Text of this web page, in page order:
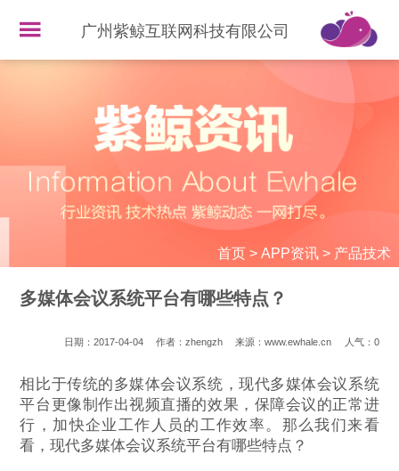
广州紫鲸互联网科技有限公司
首页> APP资讯> 产品技术
多媒体会议系统平台有哪些特点？
日期：2017-04-04 作者：zhengzh 来源：www.ewhale.cn 人气： 0
相比于传统的多媒体会议系统，现代多媒体会议系统
平台更像制作出视频直播的效果，保障会议的正常进
行，加快企业工作人员的工作效率。那么我们来看
看，现代多媒体会议系统平台有哪些特点？